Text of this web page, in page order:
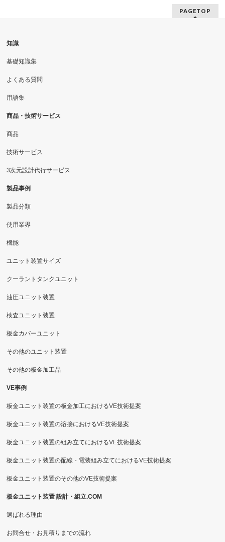
PAGETOP
知識
基礎知識集
よくある質問
用語集
商品・技術サービス
商品
技術サービス
3次元設計代行サービス
製品事例
製品分類
使用業界
機能
ユニット装置サイズ
クーラントタンクユニット
油圧ユニット装置
検査ユニット装置
板金カバーユニット
その他のユニット装置
その他の板金加工品
VE事例
板金ユニット装置の板金加工におけるVE技術提案
板金ユニット装置の溶接におけるVE技術提案
板金ユニット装置の組み立てにおけるVE技術提案
板金ユニット装置の配線・電装組み立てにおけるVE技術提案
板金ユニット装置のその他のVE技術提案
板金ユニット装置 設計・組立.COM
選ばれる理由
お問合せ・お見積りまでの流れ